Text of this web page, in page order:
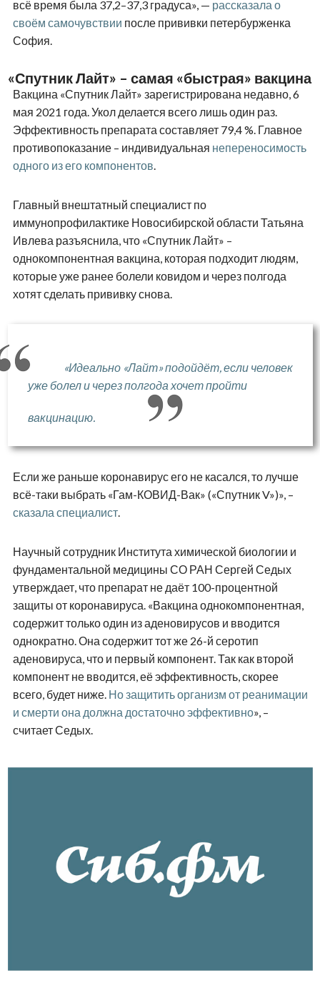
всё время была 37,2–37,3 градуса», — рассказала о
своём самочувствии после прививки петербурженка
София.
«Спутник Лайт» – самая «быстрая» вакцина
Вакцина «Спутник Лайт» зарегистрирована недавно, 6
мая 2021 года. Укол делается всего лишь один раз.
Эффективность препарата составляет 79,4 %. Главное
противопоказание – индивидуальная непереносимость
одного из его компонентов.
Главный внештатный специалист по
иммунопрофилактике Новосибирской области Татьяна
Ивлева разъяснила, что «Спутник Лайт» –
однокомпонентная вакцина, которая подходит людям,
которые уже ранее болели ковидом и через полгода
хотят сделать прививку снова.
«Идеально «Лайт» подойдёт, если человек
уже болел и через полгода хочет пройти
вакцинацию.
Если же раньше коронавирус его не касался, то лучше
всё-таки выбрать «Гам-КОВИД-Вак» («Спутник V»)», –
сказала специалист.
Научный сотрудник Института химической биологии и
фундаментальной медицины СО РАН Сергей Седых
утверждает, что препарат не даёт 100-процентной
защиты от коронавируса. «Вакцина однокомпонентная,
содержит только один из аденовирусов и вводится
однократно. Она содержит тот же 26-й серотип
аденовируса, что и первый компонент. Так как второй
компонент не вводится, её эффективность, скорее
всего, будет ниже. Но защитить организм от реанимации
и смерти она должна достаточно эффективно», –
считает Седых.